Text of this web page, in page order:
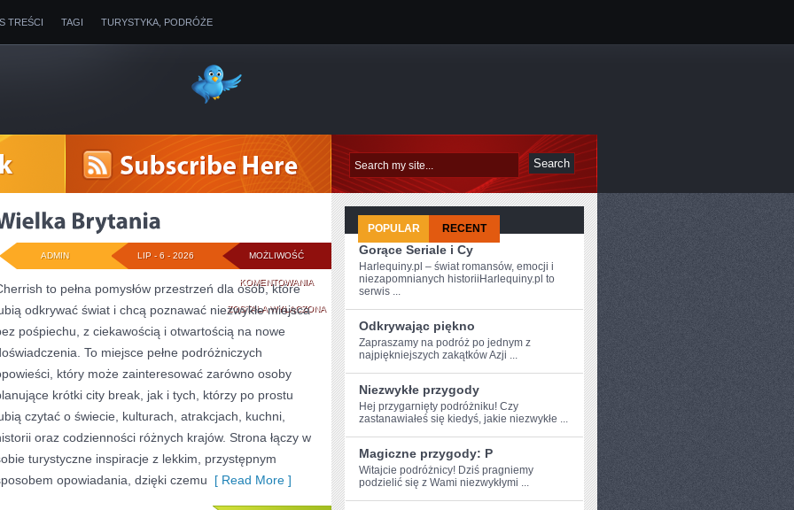
TREŚCI TAGI TURYSTYKA, PODRÓŻE
MOŻLIWOŚĆ
KOMENTOWANIAWIELKA
BRYTANIA
ZOSTAŁA WYŁĄCZONA
LIP - 6 - 2026
ADMIN
to pełna pomysłów przestrzeń dla osób, które
odkrywać świat i chcą poznawać niezwykłe miejsca
pośpiechu, z ciekawością i otwartością na nowe
To miejsce pełne podróżniczych
który może zainteresować zarówno osoby
krótki city break, jak i tych, którzy po prostu
czytać o świecie, kulturach, atrakcjach, kuchni,
oraz codzienności różnych krajów. Strona łączy w
turystyczne inspiracje z lekkim, przystępnym
opowiadania, dzięki czemu [ Read More ]
POPULAR RECENT
Gorące Seriale i Cy
Harlequiny.pl – świat romansów, emocji i
niezapomnianych historiiHarlequiny.pl to
serwis ...
Odkrywając piękno
Zapraszamy⁣ na podróż po⁤ jednym z
najpiękniejszych‍ zakątków Azji ...
Niezwykłe przygody
Hej​ przygarnięty podróżniku! Czy
zastanawiałeś‌ się kiedyś, jakie niezwykłe ...
Magiczne przygody: P
Witajcie podróżnicy! Dziś pragniemy
podzielić się z Wami niezwykłymi ...